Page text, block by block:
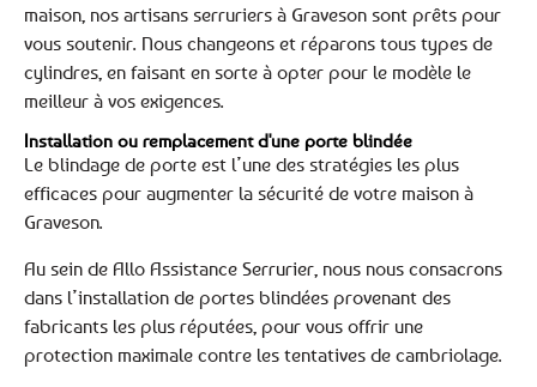
maison, nos artisans serruriers à Graveson sont prêts pour
vous soutenir. Nous changeons et réparons tous types de
cylindres, en faisant en sorte à opter pour le modèle le
meilleur à vos exigences.
Installation ou remplacement d'une porte blindée
Le blindage de porte est l’une des stratégies les plus
efficaces pour augmenter la sécurité de votre maison à
Graveson.
Au sein de Allo Assistance Serrurier, nous nous consacrons
dans l’installation de portes blindées provenant des
fabricants les plus réputées, pour vous offrir une
protection maximale contre les tentatives de cambriolage.